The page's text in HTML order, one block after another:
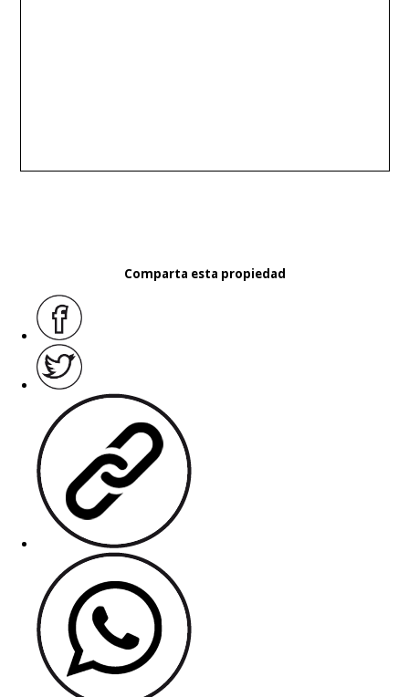
Comparta esta propiedad